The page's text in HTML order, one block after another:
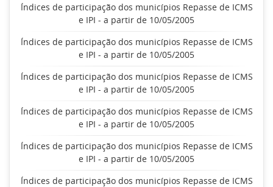
Índices de participação dos municípios Repasse de ICMS
e IPI - a partir de 10/05/2005
Índices de participação dos municípios Repasse de ICMS
e IPI - a partir de 10/05/2005
Índices de participação dos municípios Repasse de ICMS
e IPI - a partir de 10/05/2005
Índices de participação dos municípios Repasse de ICMS
e IPI - a partir de 10/05/2005
Índices de participação dos municípios Repasse de ICMS
e IPI - a partir de 10/05/2005
Índices de participação dos municípios Repasse de ICMS